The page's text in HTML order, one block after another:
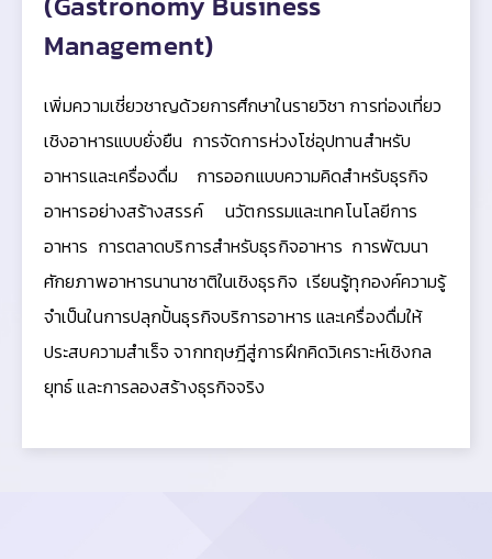
Management)
เพิ่มความเชี่ยวชาญด้วยการศึกษาในรายวิชา การท่องเที่ยว
เชิงอาหารแบบยั่งยืน การจัดการห่วงโซ่อุปทานสำหรับ
อาหารและเครื่องดื่ม การออกแบบความคิดสำหรับธุรกิจ
อาหารอย่างสร้างสรรค์ นวัตกรรมและเทคโนโลยีการ
อาหาร การตลาดบริการสำหรับธุรกิจอาหาร การพัฒนา
ศักยภาพอาหารนานาชาติในเชิงธุรกิจ เรียนรู้ทุกองค์ความรู้
จำเป็นในการปลุกปั้นธุรกิจบริการอาหาร และเครื่องดื่มให้
ประสบความสำเร็จ จากทฤษฎีสู่การฝึกคิดวิเคราะห์เชิงกล
ยุทธ์ และการลองสร้างธุรกิจจริง